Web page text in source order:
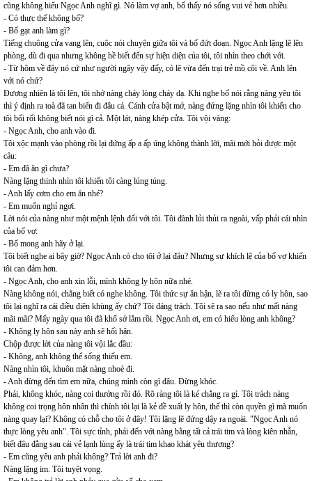
cũng không hiểu Ngọc Anh nghĩ gì. Nó làm vợ anh, bố thấy nó sống vui vẻ hơn nhiều.
- Có thực thế không bố?
- Bố gạt anh làm gì?
Tiếng chuông cửa vang lên, cuộc nói chuyện giữa tôi và bố đứt đoạn. Ngọc Anh lặng lẽ lên
phòng, dù đi qua nhưng không hề biết đến sự hiện diện của tôi, tôi nhìn theo chới với.
- Từ hôm về đây nó cứ như người ngây vậy đấy, có lẽ vừa đến trại trẻ mồ côi về. Anh lên
với nó chứ?
Đương nhiên là tôi lên, tôi nhớ nàng cháy lòng cháy dạ. Khi nghe bố nói rằng nàng yêu tôi
thì ý định ra toà đã tan biến đi đâu cả. Cánh cửa bật mở, nàng đứng lặng nhìn tôi khiến cho
tôi bối rối không biết nói gì cả. Một lát, nàng khép cửa. Tôi vội vàng:
- Ngọc Anh, cho anh vào đi.
Tôi xộc mạnh vào phòng rồi lại đứng ấp a ấp úng không thành lời, mãi mới hỏi được một
câu:
- Em đã ăn gì chưa?
Nàng lặng thinh nhìn tôi khiến tôi càng lúng túng.
- Anh lấy cơm cho em ăn nhé?
- Em muốn nghỉ ngơi.
Lời nói của nàng như một mệnh lệnh đối với tôi. Tôi đành lủi thủi ra ngoài, vấp phải cái nhìn
của bố vợ:
- Bố mong anh hãy ở lại.
Tôi biết nghe ai bây giờ? Ngọc Anh có cho tôi ở lại đâu? Nhưng sự khích lệ của bố vợ khiến
tôi can đảm hơn.
- Ngọc Anh, cho anh xin lỗi, mình không ly hôn nữa nhé.
Nàng không nói, chẳng biết có nghe không. Tôi thức sự ân hận, lẽ ra tôi đừng có ly hôn, sao
tôi lại nghĩ ra cái điều điên khùng ấy chứ? Tôi đáng trách. Tôi sẽ ra sao nếu như mất nàng
mãi mãi? Mấy ngày qua tôi đã khổ sở lắm rồi. Ngọc Anh ơi, em có hiểu lòng anh không?
- Không ly hôn sau này anh sẽ hối hận.
Chộp được lời của nàng tôi vội lắc đầu:
- Không, anh không thể sống thiếu em.
Nàng nhìn tôi, khuôn mặt nàng nhoè đi.
- Anh đừng đến tìm em nữa, chúng mình còn gì đâu. Đừng khóc.
Phải, không khóc, nàng coi thường rồi đó. Rõ ràng tôi là kẻ chẳng ra gì. Tôi trách nàng
không coi trọng hôn nhân thì chính tôi lại là kẻ đề xuất ly hôn, thế thì còn quyền gì mà muốn
nàng quay lại? Không có chỗ cho tôi ở đây! Tôi lặng lẽ đứng dậy ra ngoài. "Ngọc Anh nó
thực lòng yêu anh". Tôi sực tỉnh, phải đến với nàng bằng tất cả trái tim và lòng kiên nhẫn,
biết đâu đằng sau cái vẻ lạnh lùng ấy là trái tim khao khát yêu thương?
- Em cũng yêu anh phải không? Trả lời anh đi?
Nàng lặng im. Tôi tuyệt vọng.